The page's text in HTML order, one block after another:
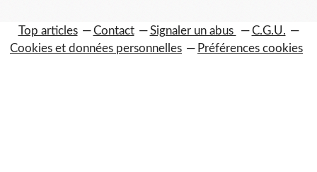
Top articles Contact Signaler un abus
C.G.U.
Cookies et données personnelles
Préférences cookies